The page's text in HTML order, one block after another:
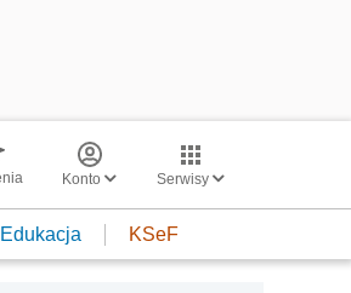
Konto Serwisy
Edukacja KSeF